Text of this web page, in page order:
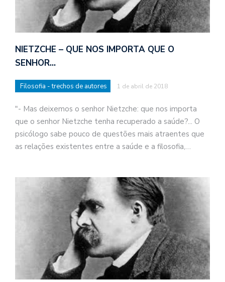
NIETZCHE – QUE NOS IMPORTA QUE O
SENHOR…
Filosofia - trechos de autores 1 de abril de 2018
"- Mas deixemos o senhor Nietzche: que nos importa
que o senhor Nietzche tenha recuperado a saúde?... O
psicólogo sabe pouco de questões mais atraentes que
as relações existentes entre a saúde e a filosofia,…